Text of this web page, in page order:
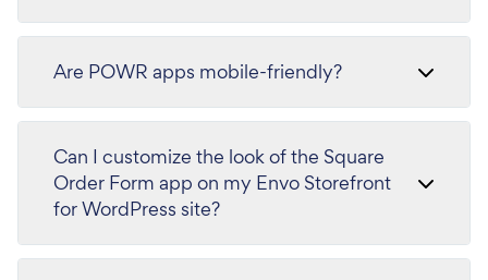
Are POWR apps mobile-friendly?
Can I customize the look of the Square
Order Form app on my Envo Storefront
for WordPress site?